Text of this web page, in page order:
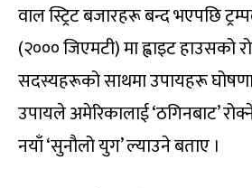
वाल स्ट्रिट बजारहरू बन्द भएपछि
(२००० जिएमटी) मा ह्वाइट हाउसको
सदस्यहरूको साथमा उपायहरू
उपायले अमेरिकालाई ‘ठगिनबाट’
नयाँ ‘सुनौलो युग’ ल्याउने बताए ।